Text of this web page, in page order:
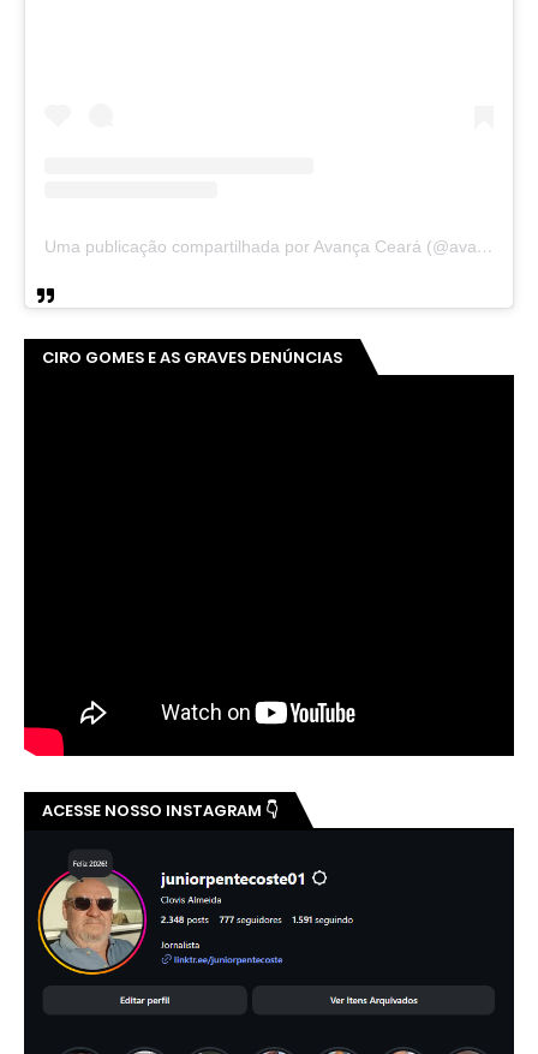
Uma publicação compartilhada por Avança Ceará (@avancaceara)
CIRO GOMES E AS GRAVES DENÚNCIAS
ACESSE NOSSO INSTAGRAM 👇